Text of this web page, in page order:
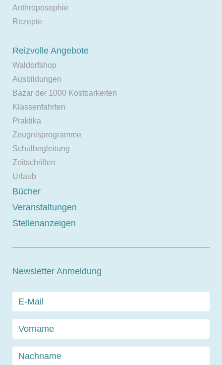
Anthroposophie
Rezepte
Reizvolle Angebote
Waldorfshop
Ausbildungen
Bazar der 1000 Kostbarkeiten
Klassenfahrten
Praktika
Zeugnisprogramme
Schulbegleitung
Zeitschriften
Urlaub
Bücher
Veranstaltungen
Stellenanzeigen
Newsletter Anmeldung